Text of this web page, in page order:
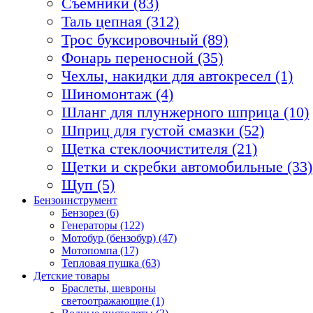
Таль цепная (312)
Трос буксировочный (89)
Фонарь переносной (35)
Чехлы, накидки для автокресел (1)
Шиномонтаж (4)
Шланг для плунжерного шприца (10)
Шприц для густой смазки (52)
Щетка стеклоочистителя (21)
Щетки и скребки автомобильные (33)
Щуп (5)
Бензоинструмент
Бензорез (6)
Генераторы (122)
Мотобур (бензобур) (47)
Мотопомпа (17)
Тепловая пушка (63)
Детские товары
Браслеты, шевроны
светоотражающие (1)